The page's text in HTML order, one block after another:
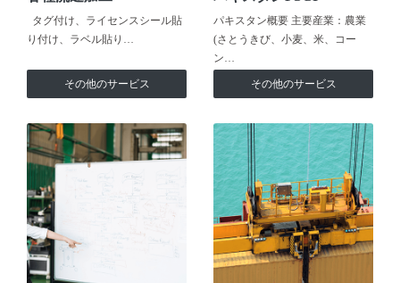
タグ付け、ライセンスシール貼
り付け、ラベル貼り…
その他のサービス
パキスタン概要 主要産業：農業
(さとうきび、小麦、米、コー
ン…
その他のサービス